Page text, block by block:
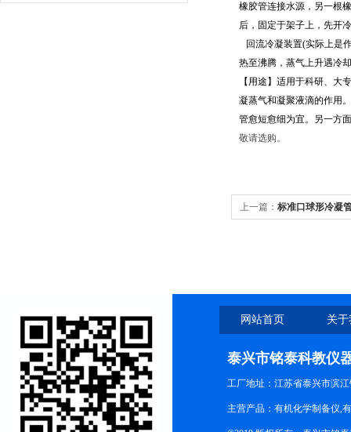
橡胶管连接水源，另一根
后，固定于架子上，先开
回流冷凝装置(实际上是
热至沸腾，蒸气上升遇冷
【用途】适用于科研、大
凝蒸气和凝聚液滴的作用。
管愈短愈细为宜。另一方
敬请选购。
上一篇： 标准口球形冷凝
网站首页 关
泰兴市铭泰科教仪
工厂地址：江苏省泰兴市滨
主营产品：有机化学制备仪,